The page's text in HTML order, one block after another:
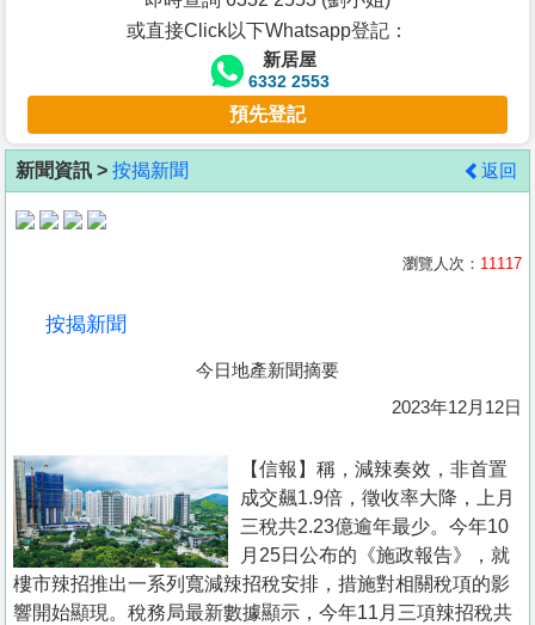
客
地
產
置
業
手
冊
或直接Click以下Whatsapp登記：
新居屋
6332 2553
預先登記
新聞資訊 > 按揭新聞 返回
瀏覽人次： 11117
按揭新聞
今日地產新聞摘要
2023年12月12日
【信報】稱，減辣奏效，非首置
成交飆1.9倍，徵收率大降，上月
三稅共2.23億逾年最少。今年10
月25日公布的《施政報告》，就
樓市辣招推出一系列寬減辣招稅安排，措施對相關稅項的影
響開始顯現。稅務局最新數據顯示，今年11月三項辣招稅共